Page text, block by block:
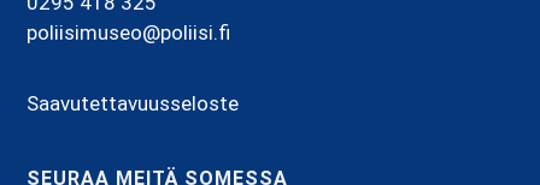
poliisimuseo@poliisi.fi
Saavutettavuusseloste
SEURAA MEITÄ SOMESSA